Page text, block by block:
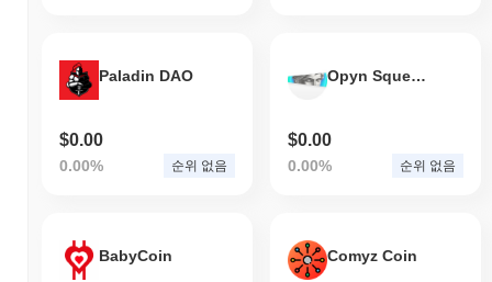
Paladin DAO
$0.00
0.00% 순위 없음
Opyn Squeeth
$0.00
0.00% 순위 없음
BabyCoin Comyz Coin